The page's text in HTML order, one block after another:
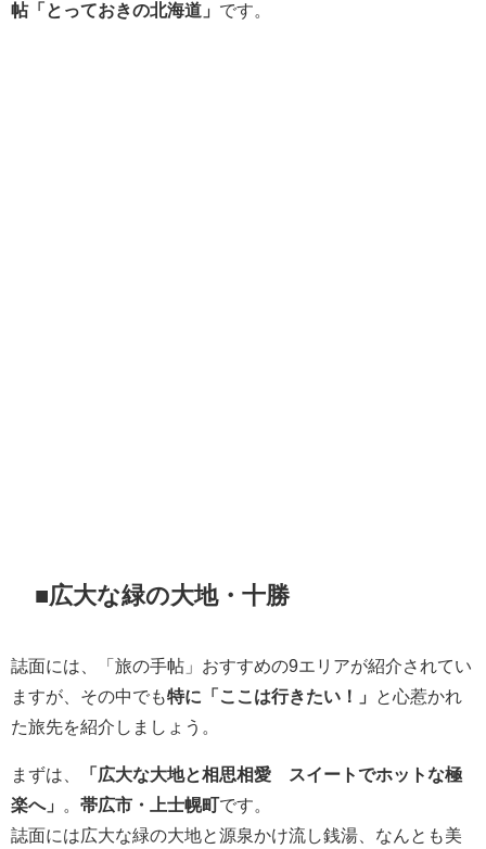
帖「とっておきの北海道」 です。
■広大な緑の大地・十勝
誌面には、「旅の手帖」おすすめの9エリアが紹介されてい
ますが、その中でも特に「ここは行きたい！」
と心惹かれ
た旅先を紹介しましょう。
まずは、
「広大な大地と相思相愛 スイートでホットな極
楽へ」
帯広市・上士幌町です。
誌面には広大な緑の大地と源泉かけ流し銭湯、なんとも美